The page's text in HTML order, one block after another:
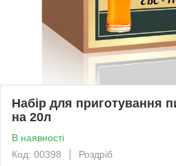
Набір для приготування
на 20л
В наявності
Код: 00398
Роздріб